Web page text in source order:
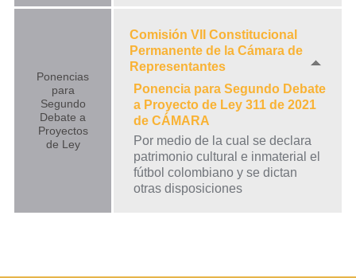
Ponencias
para
Segundo
Debate a
Proyectos
de Ley
Comisión VII Constitucional
Permanente de la Cámara de
Representantes
Ponencia para Segundo Debate
a Proyecto de Ley 311 de 2021
de CÁMARA
Por medio de la cual se declara
patrimonio cultural e inmaterial el
fútbol colombiano y se dictan
otras disposiciones